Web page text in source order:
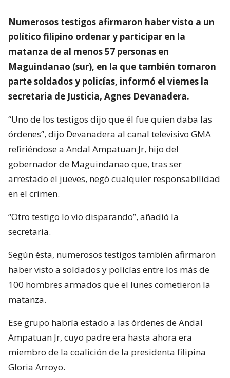
Numerosos testigos afirmaron haber visto a un
político filipino ordenar y participar en la
matanza de al menos 57 personas en
Maguindanao (sur), en la que también tomaron
parte soldados y policías, informó el viernes la
secretaria de Justicia, Agnes Devanadera.
“Uno de los testigos dijo que él fue quien daba las
órdenes”, dijo Devanadera al canal televisivo GMA
refiriéndose a Andal Ampatuan Jr, hijo del
gobernador de Maguindanao que, tras ser
arrestado el jueves, negó cualquier responsabilidad
en el crimen.
“Otro testigo lo vio disparando”, añadió la
secretaria.
Según ésta, numerosos testigos también afirmaron
haber visto a soldados y policías entre los más de
100 hombres armados que el lunes cometieron la
matanza.
Ese grupo habría estado a las órdenes de Andal
Ampatuan Jr, cuyo padre era hasta ahora era
miembro de la coalición de la presidenta filipina
Gloria Arroyo.